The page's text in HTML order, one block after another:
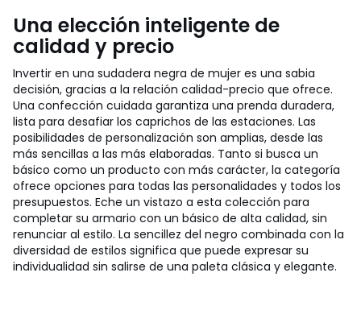
Una elección inteligente de
calidad y precio
Invertir en una sudadera negra de mujer es una sabia
decisión, gracias a la relación calidad-precio que ofrece.
Una confección cuidada garantiza una prenda duradera,
lista para desafiar los caprichos de las estaciones. Las
posibilidades de personalización son amplias, desde las
más sencillas a las más elaboradas. Tanto si busca un
básico como un producto con más carácter, la categoría
ofrece opciones para todas las personalidades y todos los
presupuestos. Eche un vistazo a esta colección para
completar su armario con un básico de alta calidad, sin
renunciar al estilo. La sencillez del negro combinada con la
diversidad de estilos significa que puede expresar su
individualidad sin salirse de una paleta clásica y elegante.